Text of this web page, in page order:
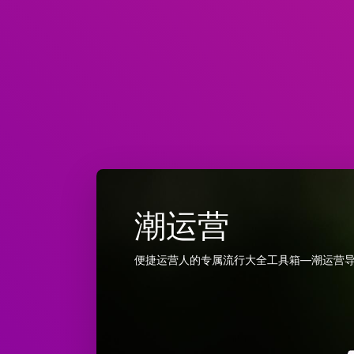
潮运营
便捷运营人的专属流行大全工具箱—潮运营